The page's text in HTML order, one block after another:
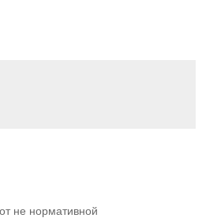
не нормативной